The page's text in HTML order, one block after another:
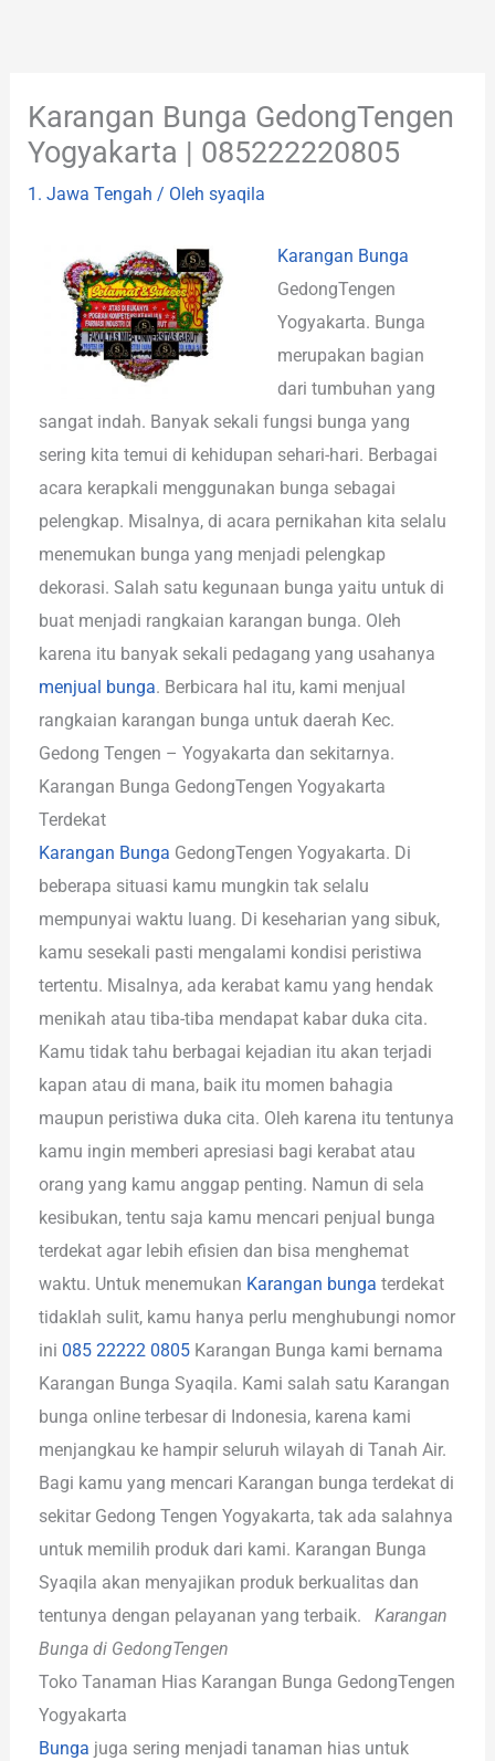
Karangan Bunga GedongTengen
Yogyakarta | 085222220805
1. Jawa Tengah / Olehsyaqila
Karangan Bunga
GedongTengen
Yogyakarta. Bunga
merupakan bagian
dari tumbuhan yang
sangat indah. Banyak sekali fungsi bunga yang
sering kita temui di kehidupan sehari-hari. Berbagai
acara kerapkali menggunakan bunga sebagai
pelengkap. Misalnya, di acara pernikahan kita selalu
menemukan bunga yang menjadi pelengkap
dekorasi. Salah satu kegunaan bunga yaitu untuk di
buat menjadi rangkaian karangan bunga. Oleh
karena itu banyak sekali pedagang yang usahanya
menjual bunga. Berbicara hal itu, kami menjual
rangkaian karangan bunga untuk daerah Kec.
Gedong Tengen – Yogyakarta dan sekitarnya.
Karangan Bunga GedongTengen Yogyakarta
Terdekat
Karangan Bunga GedongTengen Yogyakarta. Di
beberapa situasi kamu mungkin tak selalu
mempunyai waktu luang. Di keseharian yang sibuk,
kamu sesekali pasti mengalami kondisi peristiwa
tertentu. Misalnya, ada kerabat kamu yang hendak
menikah atau tiba-tiba mendapat kabar duka cita.
Kamu tidak tahu berbagai kejadian itu akan terjadi
kapan atau di mana, baik itu momen bahagia
maupun peristiwa duka cita. Oleh karena itu tentunya
kamu ingin memberi apresiasi bagi kerabat atau
orang yang kamu anggap penting. Namun di sela
kesibukan, tentu saja kamu mencari penjual bunga
terdekat agar lebih efisien dan bisa menghemat
waktu. Untuk menemukan Karangan bunga terdekat
tidaklah sulit, kamu hanya perlu menghubungi nomor
ini 085 22222 0805 Karangan Bunga kami bernama
Karangan Bunga Syaqila. Kami salah satu Karangan
bunga online terbesar di Indonesia, karena kami
menjangkau ke hampir seluruh wilayah di Tanah Air.
Bagi kamu yang mencari Karangan bunga terdekat di
sekitar Gedong Tengen Yogyakarta, tak ada salahnya
untuk memilih produk dari kami. Karangan Bunga
Syaqila akan menyajikan produk berkualitas dan
tentunya dengan pelayanan yang terbaik.Karangan
Bunga di GedongTengen
Toko Tanaman Hias Karangan Bunga GedongTengen
Yogyakarta
Bunga juga sering menjadi tanaman hias untuk